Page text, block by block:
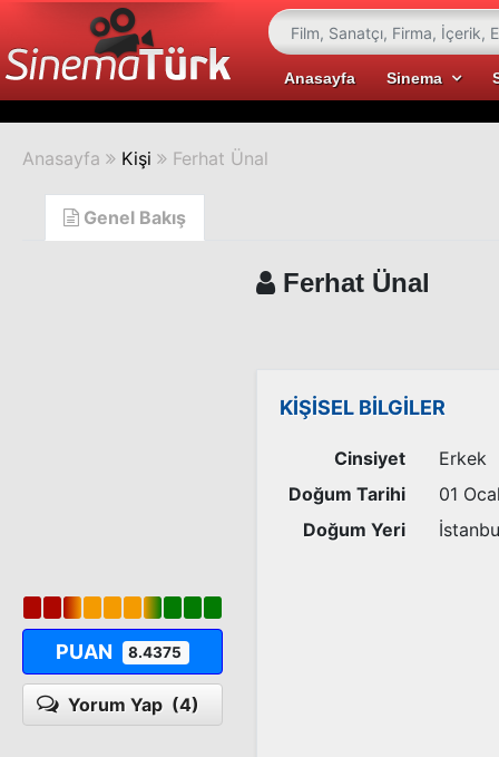
Anasayfa Sinema
Anasayfa Kişi Ferhat Ünal
Genel Bakış
PUAN 8.4375
Yorum Yap (4)
Ferhat Ünal
KİŞİSEL BİLGİLER
Cinsiyet
Erkek
Doğum Tarihi
01
Doğum Yeri